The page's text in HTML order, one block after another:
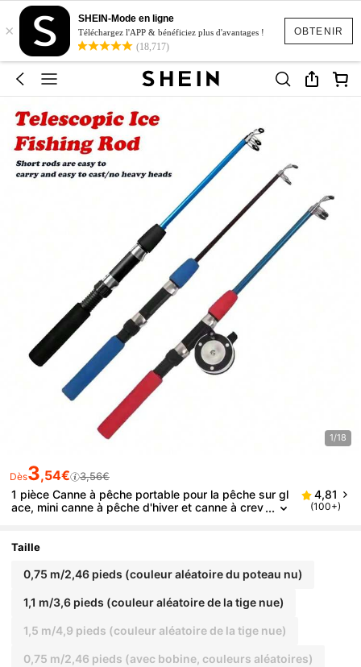
OBTENIR
×
SHEIN-Mode en ligne
Téléchargez l'APP & bénéficiez plus d'avantages !
(18,717)
1/18
Dès3,54€ 3,56€
1 pièce Canne à pêche portable pour la pêche sur gl
ace, mini canne à pêche d'hiver et canne à crev
che
4,81
(100+)
Taille
0,75 m/2,46 pieds (couleur aléatoire du poteau nu)
1,1 m/3,6 pieds (couleur aléatoire de la tige nue)
1,5 m/4,9 pieds (couleur aléatoire de la tige nue)
0,75 m/2,46 pieds (avec bobine, couleurs aléatoires)